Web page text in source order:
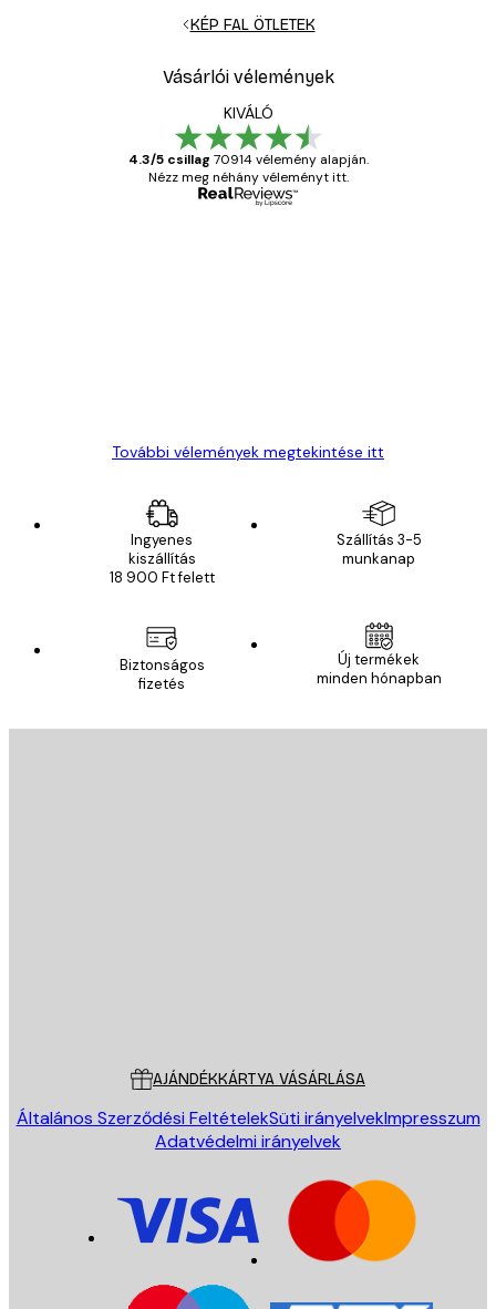
KÉP FAL ÖTLETEK
Vásárlói vélemények
KIVÁLÓ
4.3/5 csillag 70914 vélemény alapján.
Nézz meg néhány véleményt itt.
További vélemények megtekintése itt
Ingyenes
kiszállítás
18 900 Ft felett
Szállítás 3-5
munkanap
Biztonságos
fizetés
Új termékek
minden hónapban
AJÁNDÉKKÁRTYA VÁSÁRLÁSA
Általános Szerződési FeltételekSüti irányelvekImpresszum
Adatvédelmi irányelvek